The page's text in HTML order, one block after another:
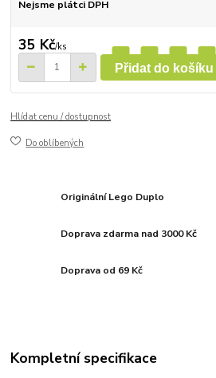
Nejsme plátci DPH
35 Kč/ks
Přidat do košíku
Hlídat cenu / dostupnost
Do oblíbených
Originální Lego Duplo
Doprava zdarma nad 3000 Kč
Doprava od 69 Kč
Kompletní specifikace